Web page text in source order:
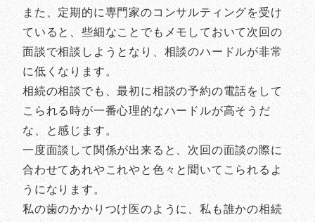
また、定期的に専門家のコンサルティングを受け
ていると、些細なことでもメモしておいて次回の
面談で相談しようとなり、相談のハードルが非常
に低くなります。
相続の相談でも、最初に相談の予約の電話をして
こられる時が一番心理的なハードルが高そうだ
な、と感じます。
一度面談して関係が出来ると、次回の面談の際に
合わせてあれやこれやと色々と聞いてこられるよ
うになります。
私の歯のかかりつけ医のように、私も誰かの相続